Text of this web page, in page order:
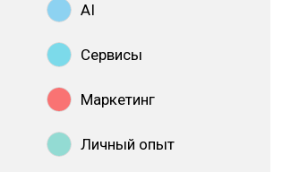
AI
Сервисы
Маркетинг
Личный опыт